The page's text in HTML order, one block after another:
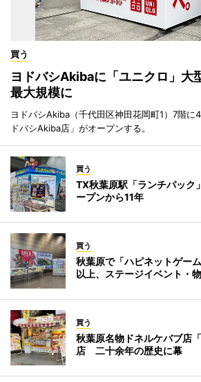
買う
ヨドバシAkibaに「ユニクロ」
最大規模に
ヨドバシAkiba（千代田区神田花岡町1）7階に
ドバシAkiba店」がオープンする。
買う
TX秋葉原駅「ランチパッ
ープンから11年
買う
秋葉原で「ハピネットゲ
以上、ステージイベント・
買う
秋葉原名物ドネルケバブ店
店 二十余年の歴史に幕